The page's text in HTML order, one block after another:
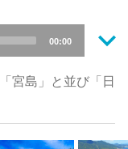
00:00 keyboard_arrow_down
宮島」と並び「日
多くの人が訪れま
が約20〜170メー